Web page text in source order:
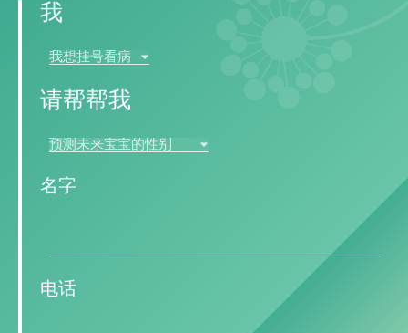
我
请帮帮我
名字
电话